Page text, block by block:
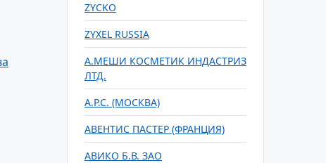
ZYCKO
ZYXEL RUSSIA
А.МЕШИ КОСМЕТИК ИНДАСТРИЗ
ЛТД.
А.Р.С. (МОСКВА)
АВЕНТИС ПАСТЕР (ФРАНЦИЯ)
АВИКО Б.В. ЗАО